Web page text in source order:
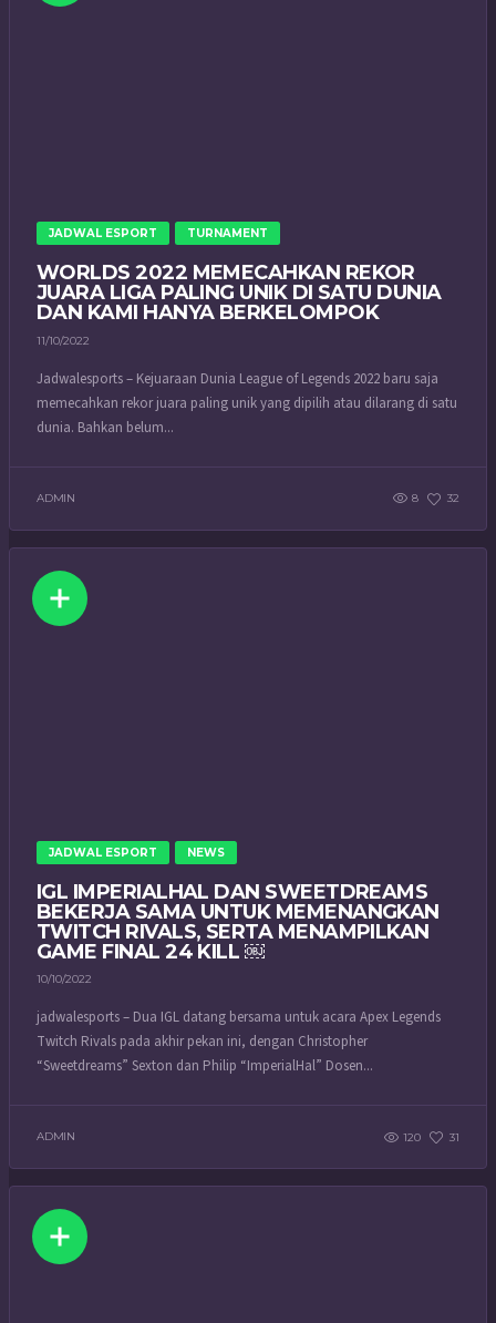
JADWAL ESPORT TURNAMENT
WORLDS 2022 MEMECAHKAN REKOR
JUARA LIGA PALING UNIK DI SATU DUNIA
DAN KAMI HANYA BERKELOMPOK
11/10/2022
Jadwalesports – Kejuaraan Dunia League of Legends 2022 baru saja
memecahkan rekor juara paling unik yang dipilih atau dilarang di satu
dunia. Bahkan belum...
ADMIN 8 32
JADWAL ESPORT NEWS
IGL IMPERIALHAL DAN SWEETDREAMS
BEKERJA SAMA UNTUK MEMENANGKAN
TWITCH RIVALS, SERTA MENAMPILKAN
GAME FINAL 24 KILL ￼
10/10/2022
jadwalesports – Dua IGL datang bersama untuk acara Apex Legends
Twitch Rivals pada akhir pekan ini, dengan Christopher
“Sweetdreams” Sexton dan Philip “ImperialHal” Dosen...
ADMIN 120 31